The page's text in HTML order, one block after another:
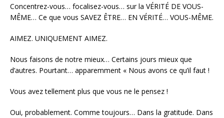
Concentrez-vous… focalisez-vous… sur la VÉRITÉ DE VOUS-
MÊME… Ce que vous SAVEZ ÊTRE… EN VÉRITÉ… VOUS-MÊME.
AIMEZ. UNIQUEMENT AIMEZ.
Nous faisons de notre mieux… Certains jours mieux que
d’autres. Pourtant… apparemment « Nous avons ce qu’il faut !
Vous avez tellement plus que vous ne le pensez !
Oui, probablement. Comme toujours… Dans la gratitude. Dans